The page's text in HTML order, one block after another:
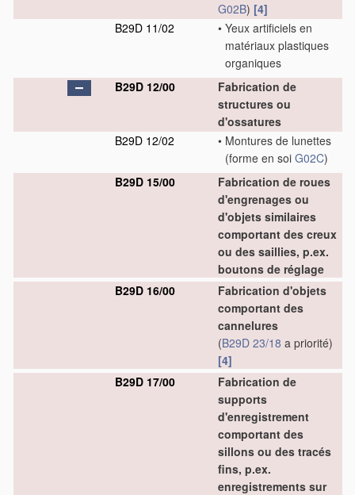
G02B) [4]
B29D 11/02
• Yeux artificiels en
matériaux plastiques
organiques
B29D 12/00
Fabrication de
structures ou
d'ossatures
B29D 12/02
• Montures de lunettes
(forme en soi G02C)
B29D 15/00
Fabrication de roues
d'engrenages ou
d'objets similaires
comportant des creux
ou des saillies, p.ex.
boutons de réglage
B29D 16/00
Fabrication d'objets
comportant des
cannelures
(B29D 23/18 a priorité)
[4]
B29D 17/00
Fabrication de
supports
d'enregistrement
comportant des
sillons ou des tracés
fins, p.ex.
enregistrements sur